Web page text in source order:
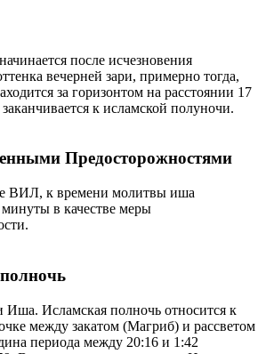
после исчезновения
вечерней зари, примерно тогда,
за горизонтом на расстоянии 17
к исламской полуночи.
Предосторожностями
ВИЛ, к времени молитвы иша
в качестве меры
Иша. Исламская полночь относится к
между закатом (Магриб) и рассветом
периода между 20:16 и 1:42